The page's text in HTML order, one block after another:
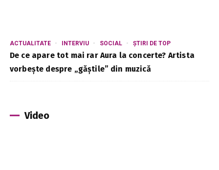
ACTUALITATE INTERVIU SOCIAL ȘTIRI DE TOP
De ce apare tot mai rar Aura la concerte? Artista
vorbește despre „găștile” din muzică
Video